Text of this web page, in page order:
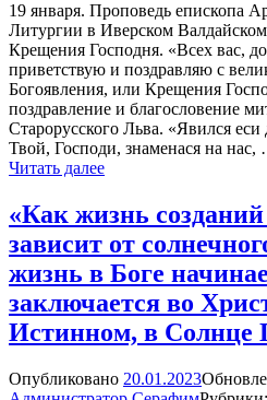
19 января. Проповедь епископа
Литургии в Иверском
Крещения Господня. «Всех вас,
приветствую и поздравляю с
Богоявления, или Крещения
поздравление и благословение
Старорусского Льва. «Явился еси
Твой, Господи, знаменася на нас,
Читать далееПроповедь
в
праздник
Крещения
Господня
«Как жизнь
зависит от
жизнь в Боге
заключается во
Истинном, в Солнце
Опубликовано 20.01.2023